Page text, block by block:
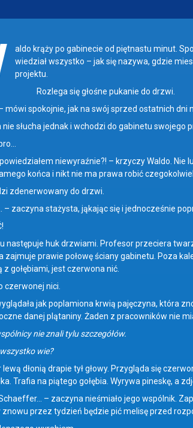
aldo krąży po gabinecie od piętnastu minut.
wiedział wszystko – jak się nazywa, gdzie
projektu.
Rozlega się głośne pukanie do drzwi.
spokojnie, jak na swój sprzed ostatnich dni
jednak i wchodzi do gabinetu swojego
niewyraźnie?! – krzyczy Waldo. Nie
końca i nikt nie ma prawa robić
do drzwi.
stażysta, jąkając się i jednocześnie
huk drzwiami. Profesor przeciera twarz
zajmuje prawie połowę ściany gabinetu. Poza
z gołębiami, jest czerwona nić.
nici.
jak poplamiona krwią pajęczyna, która
danej plątaniny. Żaden z pracowników nie
nie znali tylu szczegółów.
wie?
dłonią drapie tył głowy. Przygląda się
Trafia na piątego gołębia. Wyrywa pineskę, a
– zaczyna nieśmiało jego wspólnik.
przez tydzień będzie pić melisę przed